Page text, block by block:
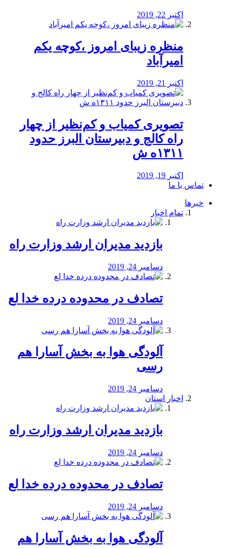
اکتبر 22, 2019
منظره‌‌ زیبای امروز ،کوچه یکم
امیرآباد
اکتبر 21, 2019
️تصویری کمیاب و کم‌نظیر از چهار
راه كالج و دبيرستان البرز حدود
۱۳۱۱ه ش
اکتبر 19, 2019
تماس با ما
خبرها
تمام اخبار
بازدید مدیران ارشد وزارت راه
دسامبر 24, 2019
تصادف در محدوده درده خدا لع
دسامبر 24, 2019
آلودگی هوا به بخش آسارا هم
رسی
دسامبر 24, 2019
اخبار استان
بازدید مدیران ارشد وزارت راه
دسامبر 24, 2019
تصادف در محدوده درده خدا لع
دسامبر 24, 2019
آلودگی هوا به بخش آسارا هم